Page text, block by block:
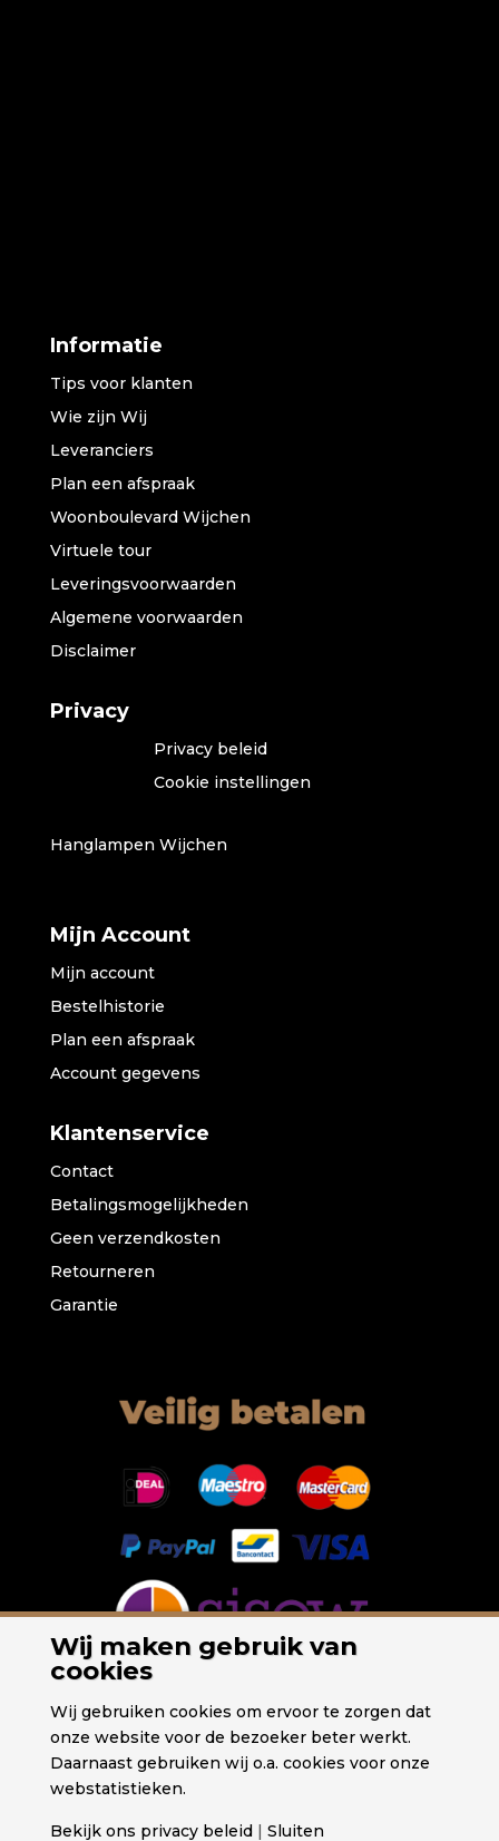
Informatie
Tips voor klanten
Wie zijn Wij
Leveranciers
Plan een afspraak
Woonboulevard Wijchen
Virtuele tour
Leveringsvoorwaarden
Algemene voorwaarden
Disclaimer
Privacy
Privacy beleid
Cookie instellingen
Hanglampen Wijchen
Mijn Account
Mijn account
Bestelhistorie
Plan een afspraak
Account gegevens
Klantenservice
Contact
Betalingsmogelijkheden
Geen verzendkosten
Retourneren
Garantie
Wij maken gebruik van
cookies
Wij gebruiken cookies om ervoor te zorgen dat
onze website voor de bezoeker beter werkt.
Daarnaast gebruiken wij o.a. cookies voor onze
webstatistieken.
Bekijk ons privacy beleid | Sluiten